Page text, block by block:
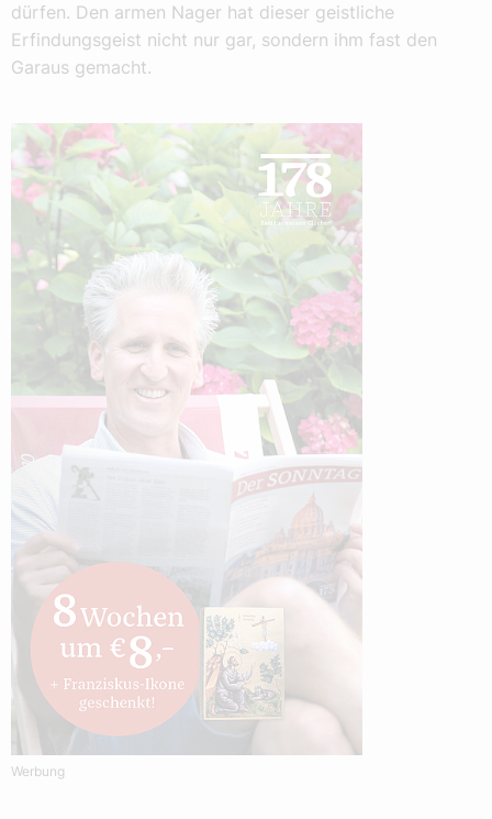
dürfen. Den armen Nager hat dieser geistliche
Erfindungsgeist nicht nur gar, sondern ihm fast den
Garaus gemacht.
Werbung